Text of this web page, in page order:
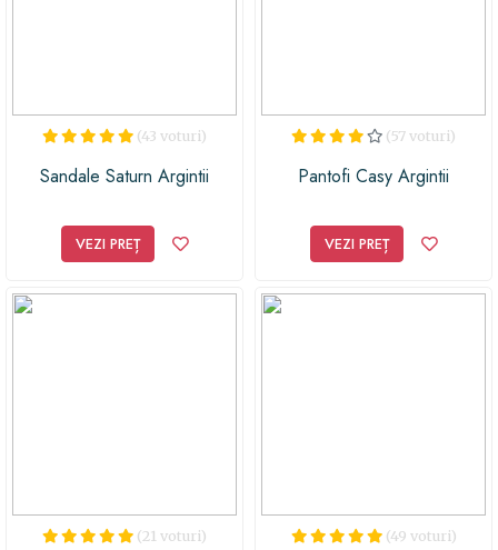
Alege o pereche de pantofi tip pumps sau platformă
comoditate, dar si eleganță. În schimb, dacă ești non-
atunci ai avantajul că poți să alegi dintr-o gamă mai
ușor cu orice pantofi. Am selectat pentru tine cateva
(43 voturi)
Sandale Saturn Argintii
VEZI PREȚ
(57 voturi)
Pantofi Casy Argintii
VEZI PREȚ
(21 voturi) (49 voturi)